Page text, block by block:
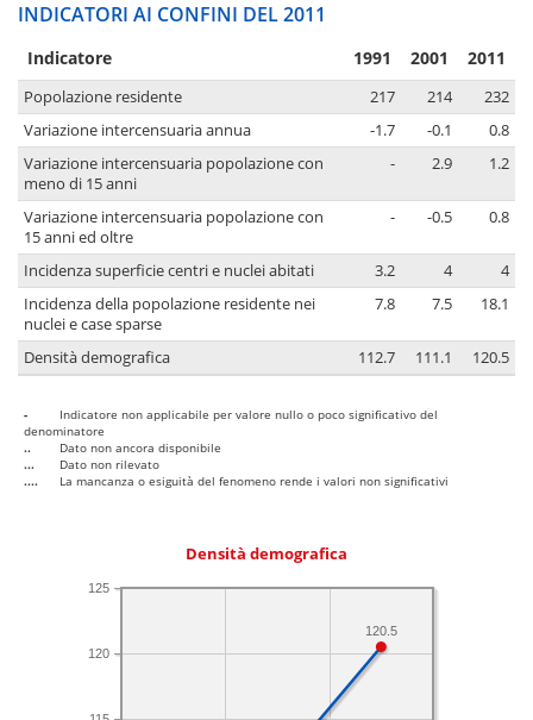
INDICATORI AI CONFINI DEL 2011
Indicatore 1991 2001 2011
Popolazione residente 217 214
232
Variazione intercensuaria annua
-1.7 -0.1
0.8
Variazione intercensuaria popolazione con
meno di 15 anni
- 2.9 1.2
Variazione intercensuaria popolazione con
15 anni ed oltre
- -0.5 0.8
Incidenza superficie centri e nuclei abitati 3.2 4
4
Incidenza della popolazione residente nei
nuclei e case sparse
7.8 7.5 18.1
Densità demografica 112.7 111.1 120.5
-
Indicatore non applicabile per valore nullo o poco significativo del
denominatore
..
Dato non ancora disponibile
...
Dato non rilevato
....
La mancanza o esiguità del fenomeno rende i valori non significativi
Densità demografica
120
125
120.5